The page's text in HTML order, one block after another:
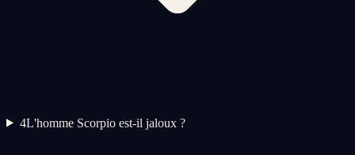
4L'homme Scorpio est-il jaloux ?